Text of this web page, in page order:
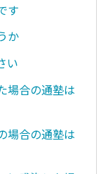
す
か
い
場合の通塾は
場合の通塾は